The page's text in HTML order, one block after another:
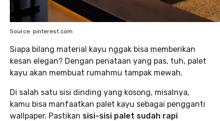
Source: pinterest.com
Siapa bilang material kayu nggak bisa memberikan
kesan elegan? Dengan penataan yang pas, tuh, palet
kayu akan membuat rumahmu tampak mewah.
Di salah satu sisi dinding yang kosong, misalnya,
kamu bisa manfaatkan palet kayu sebagai pengganti
wallpaper. Pastikan sisi-sisi palet sudah rapi